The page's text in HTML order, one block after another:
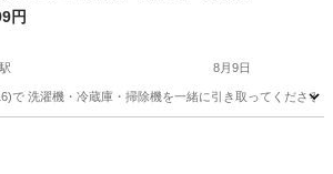
円
8月9日
で 洗濯機・冷蔵庫・掃除機を一緒に引き取ってくださる